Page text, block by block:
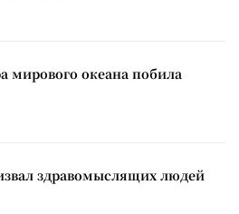
мирового океана побила
здравомыслящих людей